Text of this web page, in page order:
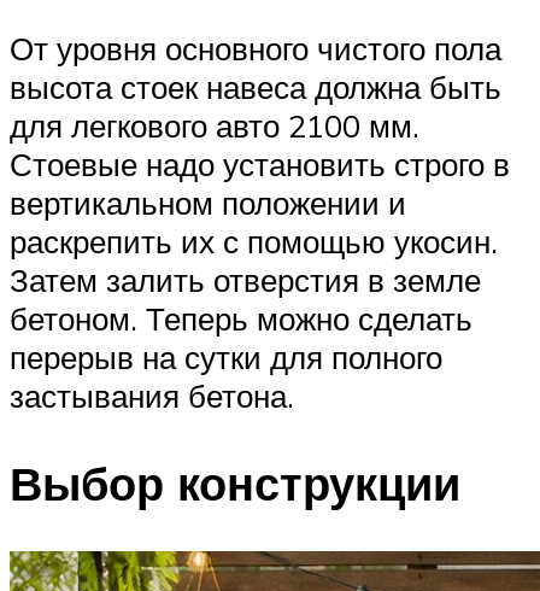
От уровня основного чистого пола
высота стоек навеса должна быть
для легкового авто 2100 мм.
Стоевые надо установить строго в
вертикальном положении и
раскрепить их с помощью укосин.
Затем залить отверстия в земле
бетоном. Теперь можно сделать
перерыв на сутки для полного
застывания бетона.
Выбор конструкции